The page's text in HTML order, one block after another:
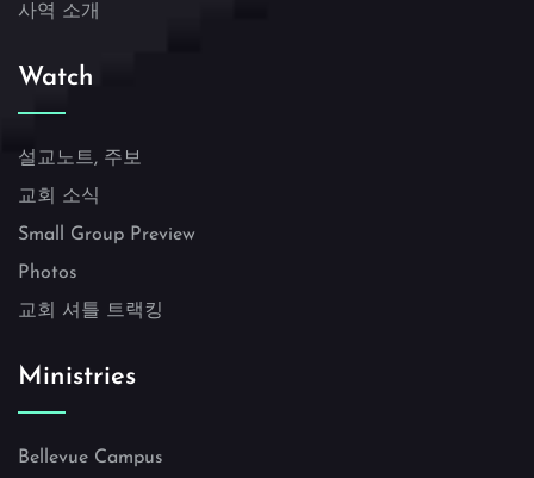
사역 소개
Watch
설교노트, 주보
교회 소식
Small Group Preview
Photos
교회 셔틀 트랙킹
Ministries
Bellevue Campus